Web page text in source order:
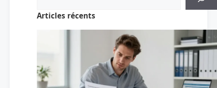
Articles récents